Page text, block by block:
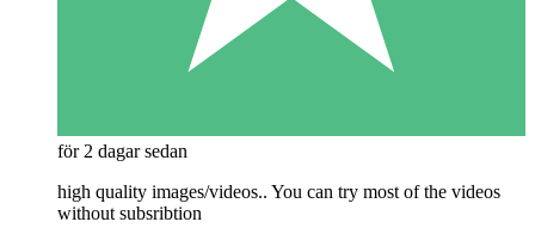
för 2 dagar sedan
high quality images/videos.. You can try most of the videos
without subsribtion